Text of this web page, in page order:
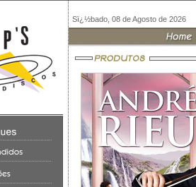
Sï¿½bado, 08 de Agosto de 2026